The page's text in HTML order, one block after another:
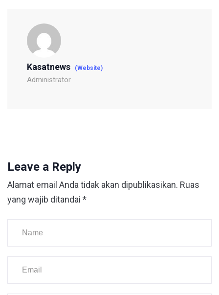
Kasatnews (Website)
Administrator
Leave a Reply
Alamat email Anda tidak akan dipublikasikan. Ruas
yang wajib ditandai *